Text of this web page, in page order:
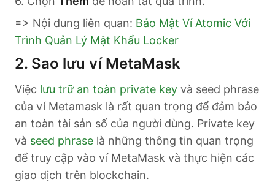
=> Nội dung liên quan: Bảo Mật Ví Atomic Với
Trình Quản Lý Mật Khẩu Locker
2. Sao lưu ví MetaMask
Việc lưu trữ an toàn private key và seed phrase
của ví Metamask là rất quan trọng để đảm bảo
an toàn tài sản số của người dùng. Private key
và seed phrase là những thông tin quan trọng
để truy cập vào ví MetaMask và thực hiện các
giao dịch trên blockchain.